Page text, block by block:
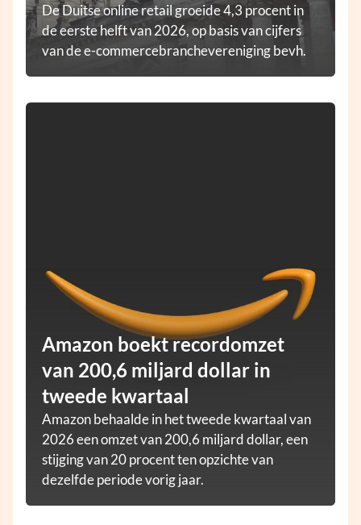
De Duitse online retail groeide 4,3 procent in
de eerste helft van 2026, op basis van cijfers
van de e-commercebranchevereniging bevh.
Amazon boekt recordomzet
van 200,6 miljard dollar in
tweede kwartaal
Amazon behaalde in het tweede kwartaal van
2026 een omzet van 200,6 miljard dollar, een
stijging van 20 procent ten opzichte van
dezelfde periode vorig jaar.